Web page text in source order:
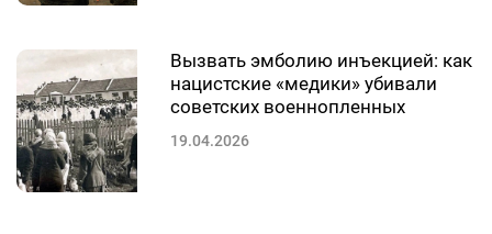
Вызвать эмболию инъекцией: как
нацистские «медики» убивали
советских военнопленных
19.04.2026